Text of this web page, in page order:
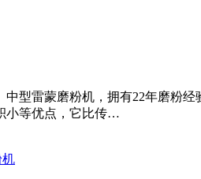
中型雷蒙磨粉机，拥有22年磨粉
小等优点，它比传…